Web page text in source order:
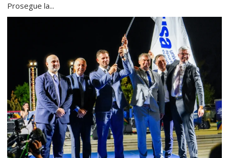
Prosegue la...